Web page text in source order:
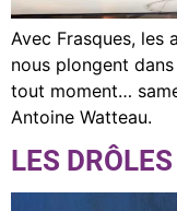
Avec Frasques, les
nous plongent
tout moment…
Antoine Watteau.
LES